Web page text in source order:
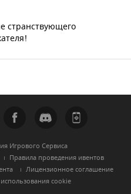
странствующего
Игрового Сервиса
Правила проведения ивентов
Лицензионное соглашение
cookie